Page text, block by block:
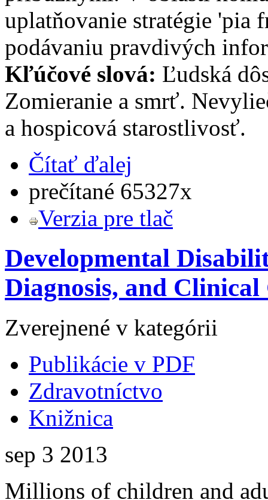
uplatňovanie stratégie 'pia
podávaniu pravdivých
Kľúčové slová: Ľudská
Zomieranie a smrť.
a hospicová starostlivosť.
Čítať ďalej
prečítané 65327x
Verzia pre tlač
Developmental
Diagnosis, and Clinical
Zverejnené v kategórii
Publikácie v PDF
Zdravotníctvo
Knižnica
sep 3 2013
Millions of children and